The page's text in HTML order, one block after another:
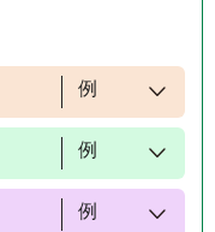
例
例
例